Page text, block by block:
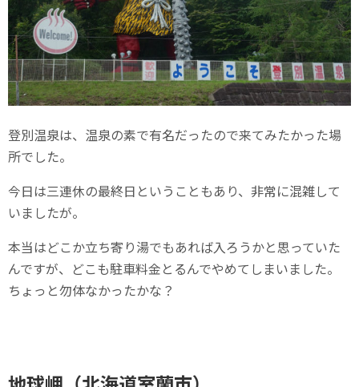
登別温泉は、温泉の素で有名だったので来てみたかった場
所でした。
今日は三連休の最終日ということもあり、非常に混雑して
いましたが。
本当はどこか立ち寄り湯でもあれば入ろうかと思っていた
んですが、どこも駐車料金とるんでやめてしまいました。
ちょっと勿体なかったかな？